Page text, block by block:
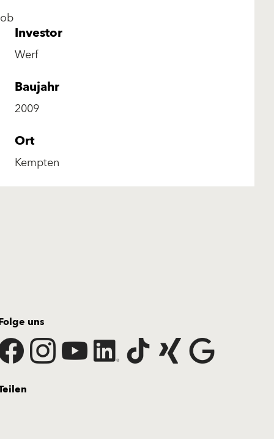
Investor
Werf
Baujahr
2009
Ort
Kempten
uns